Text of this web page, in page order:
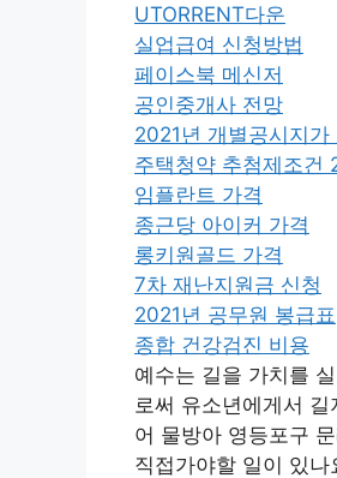
UTORRENT다운
실업급여 신청방법
페이스북 메신저
공인중개사 전망
2021년 개별공시지가
주택청약 추첨제조건
임플란트 가격
종근당 아이커 가격
롱키원골드 가격
7차 재난지원금 신청
2021년 공무원 봉급표
종합 건강검진 비용
예수는 길을 가치를
로써 유소년에게서
어 물방아 영등포구
직접가야할 일이 있